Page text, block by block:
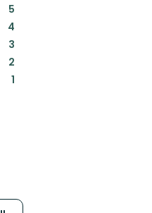
5:
4:
3:
2:
1: